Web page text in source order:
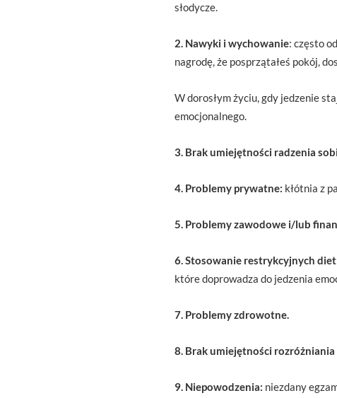
słodycze.
2. Nawyki i wychowanie: często
nagrodę, że posprzątałeś pokój,
W dorosłym życiu, gdy jedzenie
emocjonalnego.
3. Brak umiejętności radzenia
4. Problemy prywatne: kłótnia z
5. Problemy zawodowe i/lub
6. Stosowanie restrykcyjnych
które doprowadza do jedzenia
7. Problemy zdrowotne.
8. Brak umiejętności rozróżniania
9. Niepowodzenia: niezdany